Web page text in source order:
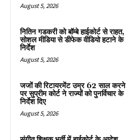
August 5, 2026
नितिन गडकरी को बॉम्बे हाईकोर्ट से राहत,
सोशल मीडिया से डीफेक वीडियो हटाने के
निर्देश
August 5, 2026
जजों की रिटायरमेंट उम्र 62 साल करने
पर सुप्रीम कोर्ट ने राज्यों को पुनर्विचार के
निर्देश दिए
August 5, 2026